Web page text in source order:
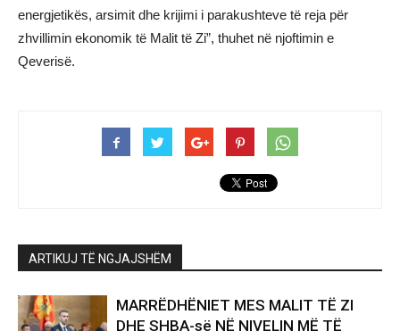
energjetikës, arsimit dhe krijimi i parakushteve të reja për
zhvillimin ekonomik të Malit të Zi”, thuhet në njoftimin e
Qeverisë.
ARTIKUJ TË NGJAJSHËM
MARRËDHËNIET MES MALIT TË ZI
DHE SHBA-së NË NIVELIN MË TË